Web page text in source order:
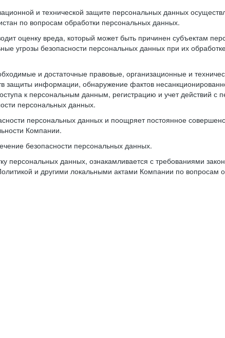
и технической защите персональных данных
по вопросам обработки персональных данных.
оценку вреда, который может быть причинен субъектам
угрозы безопасности персональных данных при их
и достаточные правовые, организационные и
защиты информации, обнаружение фактов
к персональным данным, регистрацию и учет действий с
персональных данных.
персональных данных и поощряет постоянное
Компании.
безопасности персональных данных.
данных, ознакамливается с требованиями
и другими локальными актами Компании по вопросам